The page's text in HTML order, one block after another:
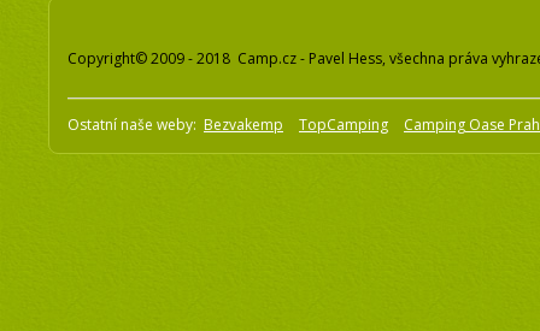
Copyright© 2009 - 2018 Camp.cz - Pavel Hess, všechna práva
Ostatní naše weby: Bezvakemp TopCamping Camping Oase